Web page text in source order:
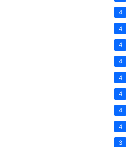
4
4
4
4
4
4
4
4
3